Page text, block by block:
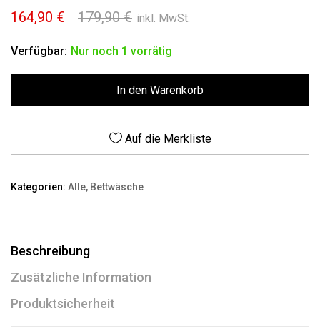
179,90€ Ursprünglicher
war:
164,90 €
Aktueller
ist:
inkl. MwSt.
Verfügbar: Nur noch 1 vorrätig
In den Warenkorb
Auf die Merkliste
Kategorien: Alle, Bettwäsche
Beschreibung
Zusätzliche Information
Produktsicherheit